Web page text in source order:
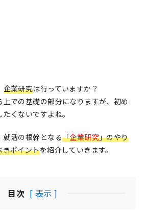
企業研究は行っていますか？
での基礎の部分になりますが、初め
くないですよね。
活の根幹となる「企業研究」のやり
きポイントを紹介していきます。
目次 [ 表示 ]